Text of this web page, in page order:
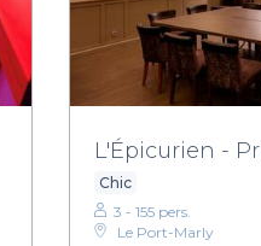
L'Épicurien -
Chic
3 - 155 pers.
Le Port-Marly